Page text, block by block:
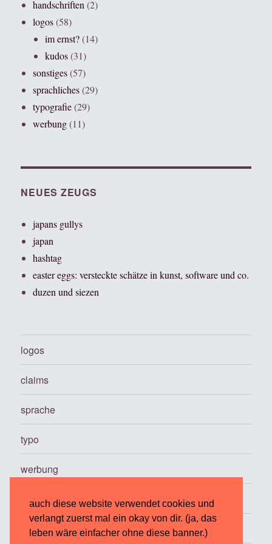
auch diese website verwendet cookies und
verlangt zuerst mal ein okay von dir. (ja, das
leben wäre einfacher ohne diese banner.)
handschriften(2)
logos(58)
im ernst?(14)
kudos(31)
sonstiges(57)
sprachliches(29)
typografie(29)
werbung(11)
NEUES ZEUGS
japans gullys
japan
hashtag
easter eggs: versteckte schätze in kunst, software und co.
duzen und siezen
logos
claims
sprache
typo
werbung
…
über